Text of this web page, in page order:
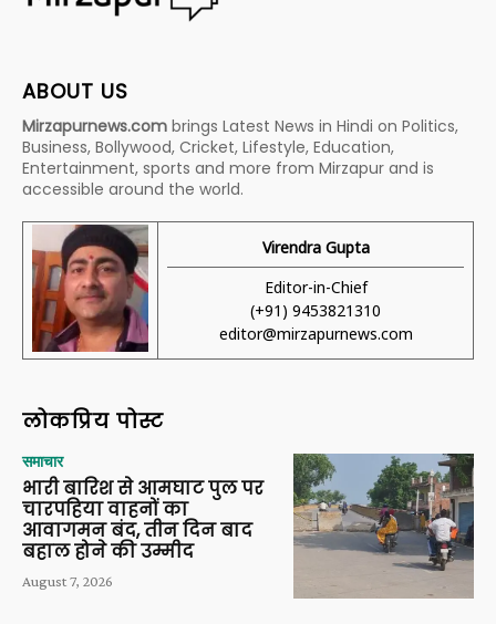
ABOUT US
Mirzapurnews.com brings Latest News in Hindi on Politics,
Business, Bollywood, Cricket, Lifestyle, Education,
Entertainment, sports and more from Mirzapur and is
accessible around the world.
Virendra Gupta
Editor-in-Chief
(+91) 9453821310
editor@mirzapurnews.com
लोकप्रिय पोस्ट
समाचार
भारी बारिश से आमघाट पुल पर
चारपहिया वाहनों का
आवागमन बंद, तीन दिन बाद
बहाल होने की उम्मीद
August 7, 2026